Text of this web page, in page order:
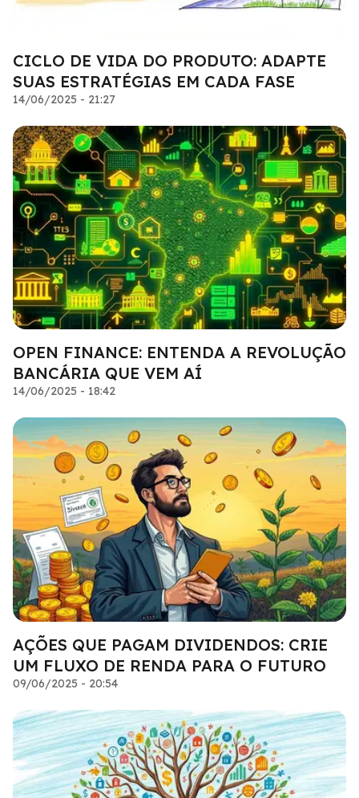
CICLO DE VIDA DO PRODUTO: ADAPTE
SUAS ESTRATÉGIAS EM CADA FASE
14/06/2025 - 21:27
OPEN FINANCE: ENTENDA A REVOLUÇÃO
BANCÁRIA QUE VEM AÍ
14/06/2025 - 18:42
AÇÕES QUE PAGAM DIVIDENDOS: CRIE
UM FLUXO DE RENDA PARA O FUTURO
09/06/2025 - 20:54